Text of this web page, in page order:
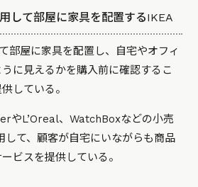
して部屋に家具を配置するIKEA
部屋に家具を配置し、自宅やオフィ
に見えるかを購入前に確認するこ
している。
やL’Oreal、WatchBoxなどの小売
して、顧客が自宅にいながらも商品
ビスを提供している。